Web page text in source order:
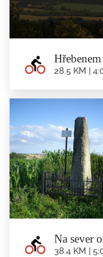
28.5 KM |
Trasa: Minsterberk -
Na sever
38.4 KM |